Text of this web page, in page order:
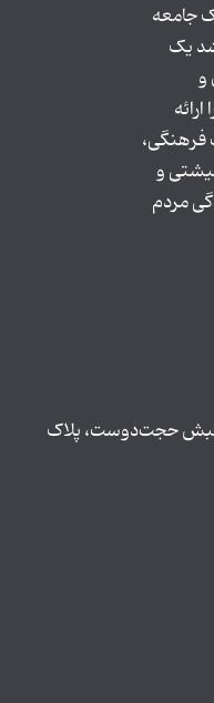
جامعه
یک
و
فرهنگی،
و
مردم
نبش حجت‌دوست، پلاک